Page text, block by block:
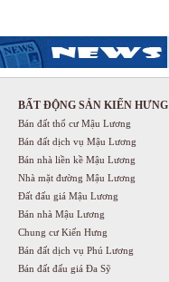
BẤT ĐỘNG SẢN KIẾN HƯNG
Bán đất thổ cư Mậu Lương
Bán đất dịch vụ Mậu Lương
Bán nhà liền kề Mậu Lương
Nhà mặt đường Mậu Lương
Đất đấu giá Mậu Lương
Bán nhà Mậu Lương
Chung cư Kiến Hưng
Bán đất dịch vụ Phú Lương
Bán đất đấu giá Đa Sỹ